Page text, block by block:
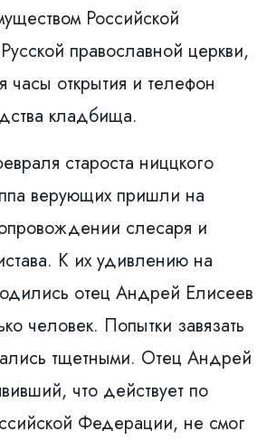
Российской
православной церкви,
открытия и телефон
кладбища.
староста ниццкого
верующих пришли на
слесаря и
К их удивлению на
отец Андрей Елисеев
человек. Попытки завязать
тщетными. Отец Андрей
что действует по
Федерации, не смог